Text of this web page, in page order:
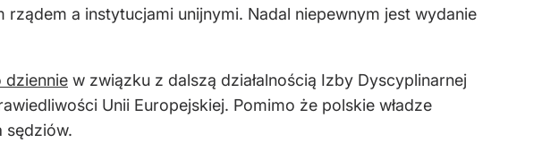
a instytucjami unijnymi. Nadal niepewnym jest wydanie
dziennie w związku z dalszą działalnością Izby Dyscyplinarnej
Unii Europejskiej. Pomimo że polskie władze
sędziów.